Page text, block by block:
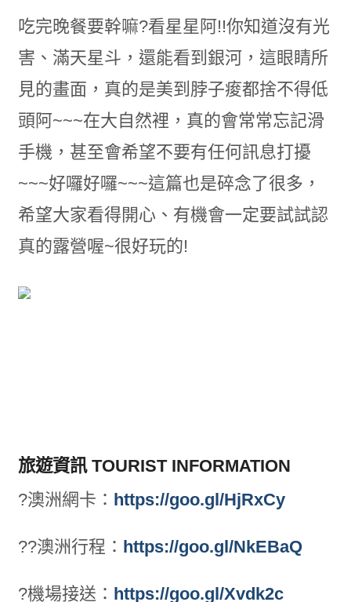
吃完晚餐要幹嘛?看星星阿!!你知道沒有光
害、滿天星斗，還能看到銀河，這眼睛所
見的畫面，真的是美到脖子痠都捨不得低
頭阿~~~在大自然裡，真的會常常忘記滑
手機，甚至會希望不要有任何訊息打擾
~~~好囉好囉~~~這篇也是碎念了很多，
希望大家看得開心、有機會一定要試試認
真的露營喔~很好玩的!
旅遊資訊 TOURIST INFORMATION
?澳洲網卡： https://goo.gl/HjRxCy
??澳洲行程： https://goo.gl/NkEBaQ
?機場接送： https://goo.gl/Xvdk2c